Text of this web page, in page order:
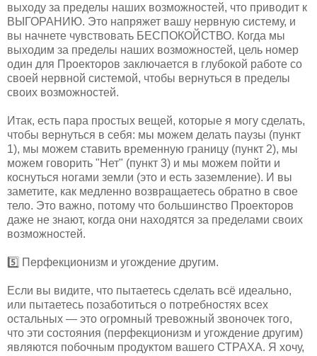
выходу за пределы наших возможностей, что приводит к
ВЫГОРАНИЮ. Это напряжет вашу нервную систему, и
вы начнете чувствовать БЕСПОКОЙСТВО. Когда мы
выходим за пределы наших возможностей, цель номер
один для Проекторов заключается в глубокой работе со
своей нервной системой, чтобы вернуться в пределы
своих возможностей.
Итак, есть пара простых вещей, которые я могу сделать,
чтобы вернуться в себя: мы можем делать паузы (пункт
1), мы можем ставить временную границу (пункт 2), мы
можем говорить "Нет" (пункт 3) и мы можем пойти и
коснуться ногами земли (это и есть заземление). И вы
заметите, как медленно возвращаетесь обратно в свое
тело. Это важно, потому что большинство Проекторов
даже не знают, когда они находятся за пределами своих
возможностей.
5️⃣ Перфекционизм и угождение другим.
Если вы видите, что пытаетесь сделать всё идеально,
или пытаетесь позаботиться о потребностях всех
остальных — это огромный тревожный звоночек того,
что эти состояния (перфекционизм и угождение другим)
являются побочным продуктом вашего СТРАХА. Я хочу,